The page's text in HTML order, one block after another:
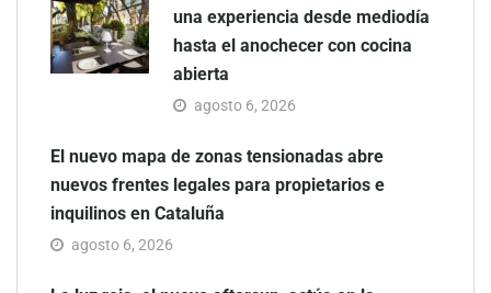
una experiencia desde mediodía
hasta el anochecer con cocina
abierta
agosto 6, 2026
El nuevo mapa de zonas tensionadas abre
nuevos frentes legales para propietarios e
inquilinos en Cataluña
agosto 6, 2026